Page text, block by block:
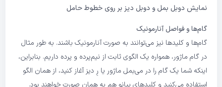
نمایش دوبل بمل و دوبل دیز بر روی خطوط حامل
گام‌ها و فواصل آنارمونیک
گام‌ها و کلیدها نیز می‌توانند به صورت آنارمونیک باشند. به طور مثال
در گام ماژور، همواره یک الگوی ثابت از نیم‌پرده و پرده داریم. بنابراین،
اینکه شما یک گام را در می‌بمل ماژور یا رِ دیز آغاز کنید،‌ از همان الگو
استفاده می‌کنید و کلیدهای پیانو هم به همان صورت خواهند بود.